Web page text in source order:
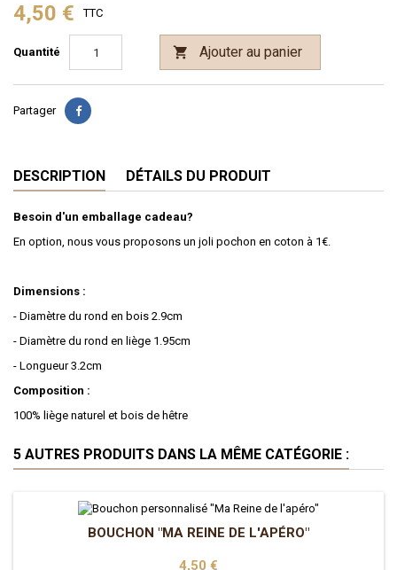
4,50 € TTC
Quantité  Ajouter au panier
Partager
DESCRIPTION DÉTAILS DU PRODUIT
Besoin d'un emballage cadeau?
En option, nous vous proposons un joli pochon en coton à 1€.
Dimensions :
- Diamètre du rond en bois 2.9cm
- Diamètre du rond en liège 1.95cm
- Longueur 3.2cm
Composition :
100% liège naturel et bois de hêtre
5 AUTRES PRODUITS DANS LA MÊME CATÉGORIE :
BOUCHON "MA REINE DE L'APÉRO"
Prix
4,50 €